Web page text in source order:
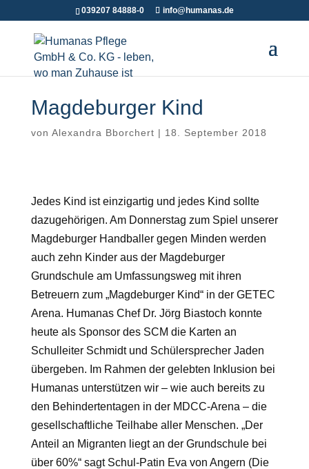
039207 84888-0 info@humanas.de
Magdeburger Kind
von Alexandra Bborchert | 18. September 2018
Jedes Kind ist einzigartig und jedes Kind sollte
dazugehörigen. Am Donnerstag zum Spiel unserer
Magdeburger Handballer gegen Minden werden
auch zehn Kinder aus der Magdeburger
Grundschule am Umfassungsweg mit ihren
Betreuern zum „Magdeburger Kind“ in der GETEC
Arena. Humanas Chef Dr. Jörg Biastoch konnte
heute als Sponsor des SCM die Karten an
Schulleiter Schmidt und Schülersprecher Jaden
übergeben. Im Rahmen der gelebten Inklusion bei
Humanas unterstützen wir – wie auch bereits zu
den Behindertentagen in der MDCC-Arena – die
gesellschaftliche Teilhabe aller Menschen. „Der
Anteil an Migranten liegt an der Grundschule bei
über 60%“ sagt Schul-Patin Eva von Angern (Die